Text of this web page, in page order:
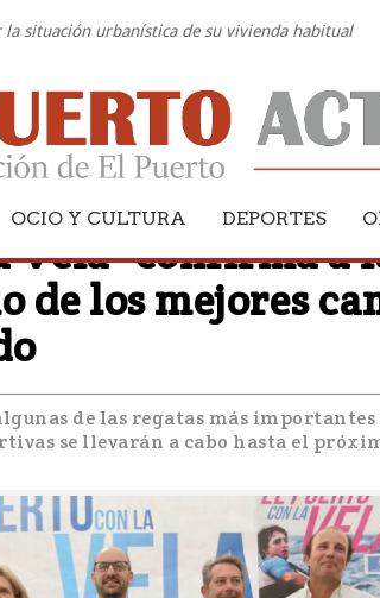
situación urbanística de su vivienda habitual
OCIO Y CULTURA DEPORTES
Vela" confirma a
de los mejores
de las regatas más
se llevarán a cabo hasta el